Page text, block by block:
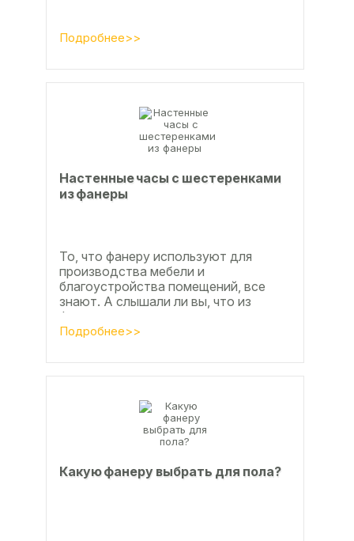
Подробнее>>
Настенные часы с шестеренками
из фанеры
То, что фанеру используют для
производства мебели и
благоустройства помещений, все
знают. А слышали ли вы, что из
фанеры делают красивые ажурные
часы? Удивительно, но факт.
Подробнее>>
Какую фанеру выбрать для пола?